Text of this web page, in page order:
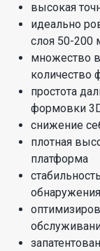
высокая
идеально
слоя 50-200
множество
количество
простота
формовки
снижение
плотная
платформа